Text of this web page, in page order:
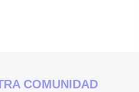
COMUNIDAD